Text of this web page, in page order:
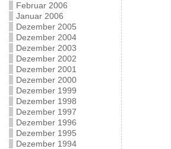
Februar 2006
Januar 2006
Dezember 2005
Dezember 2004
Dezember 2003
Dezember 2002
Dezember 2001
Dezember 2000
Dezember 1999
Dezember 1998
Dezember 1997
Dezember 1996
Dezember 1995
Dezember 1994